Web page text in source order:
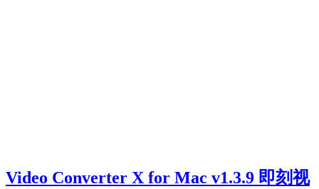
Video Converter X for Mac v1.3.9 即刻视